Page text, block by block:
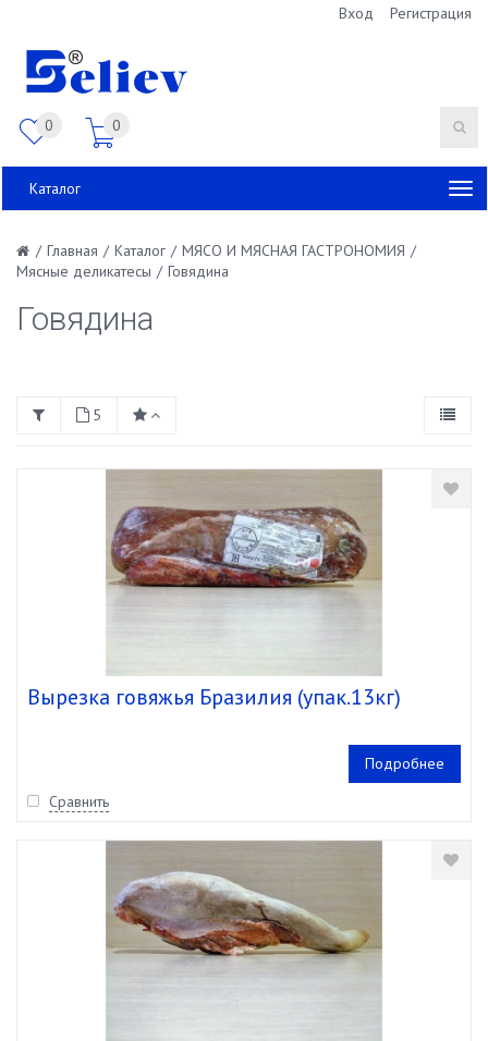
Вход Регистрация
0 0
Каталог
/ Главная / Каталог / МЯСО И МЯСНАЯ ГАСТРОНОМИЯ /
Мясные деликатесы / Говядина
Говядина
5
Вырезка говяжья Бразилия (упак.13кг)
Подробнее
Сравнить